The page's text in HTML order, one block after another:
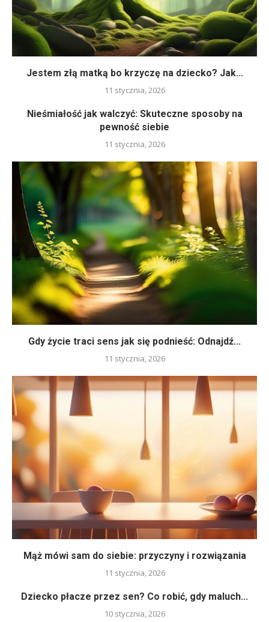
Jestem złą matką bo krzyczę na dziecko? Jak...
11 stycznia, 2026
Nieśmiałość jak walczyć: Skuteczne sposoby na
pewność siebie
11 stycznia, 2026
Gdy życie traci sens jak się podnieść: Odnajdź...
11 stycznia, 2026
Mąż mówi sam do siebie: przyczyny i rozwiązania
11 stycznia, 2026
Dziecko płacze przez sen? Co robić, gdy maluch...
10 stycznia, 2026